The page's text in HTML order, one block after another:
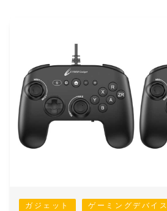
ガジェット
ゲーミングデバイス